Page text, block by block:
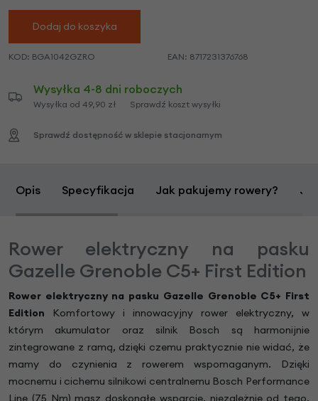
Dodaj do koszyka
KOD: BGA1042GZRO EAN: 8717231376768
Wysyłka 4-8 dni roboczych
Wysyłka od 49,90 zł Sprawdź koszt wysyłki
Sprawdź dostępność w sklepie stacjonarnym
Opis Specyfikacja Jak pakujemy rowery?
Rower elektryczny na pasku
Gazelle Grenoble C5+ First Edition
Rower elektryczny na pasku Gazelle Grenoble C5+ First
Edition Komfortowy i innowacyjny rower elektryczny, w
którym akumulator oraz silnik Bosch są harmonijnie
zintegrowane z ramą, dzięki czemu praktycznie nie widać, że
mamy do czynienia z rowerem wspomaganym. Dzięki
mocnemu i cichemu silnikowi centralnemu Bosch Performance
Line (75 Nm) masz doskonałe wsparcie, niezależnie od tego,